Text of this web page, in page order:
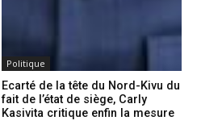
Politique
Ecarté de la tête du Nord-Kivu du
fait de l’état de siège, Carly
Kasivita critique enfin la mesure